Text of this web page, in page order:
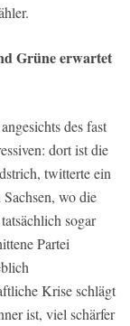
Grüne erwartet
des fast
dort ist die
twitterte ein
wo die
sogar
Partei
Krise schlägt
ist, viel schärfer